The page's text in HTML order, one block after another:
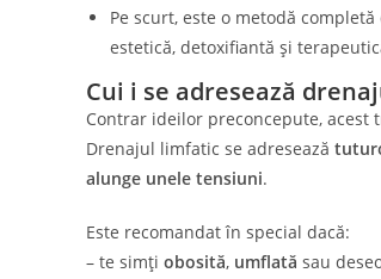
Pe scurt, este o metodă
estetică, detoxifiantă și
Cui i se adresează
Contrar ideilor preconcepute, acest
Drenajul limfatic se adresează
alunge unele tensiuni.
Este recomandat în special dacă:
– te simți obosită, umflată sau